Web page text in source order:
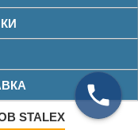
STALEX